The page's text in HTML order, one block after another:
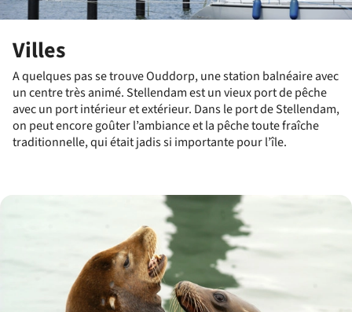
Villes
A quelques pas se trouve Ouddorp, une station balnéaire avec
un centre très animé. Stellendam est un vieux port de pêche
avec un port intérieur et extérieur. Dans le port de Stellendam,
on peut encore goûter l’ambiance et la pêche toute fraîche
traditionnelle, qui était jadis si importante pour l’île.